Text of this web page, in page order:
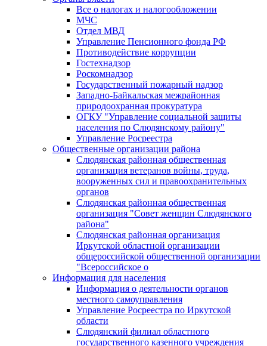
Все о налогах и налогообложении
МЧС
Отдел МВД
Управление Пенсионного фонда РФ
Противодействие коррупции
Гостехнадзор
Роскомнадзор
Государственный пожарный надзор
Западно-Байкальская межрайонная
природоохранная прокуратура
ОГКУ "Управление социальной защиты
населения по Слюдянскому району"
Управление Росреестра
Общественные организации района
Слюдянская районная общественная
организация ветеранов войны, труда,
вооруженных сил и правоохранительных
органов
Слюдянская районная общественная
организация "Совет женщин Слюдянского
района"
Слюдянская районная организация
Иркутской областной организации
общероссийской общественной организации
"Всероссийское о
Информация для населения
Информация о деятельности органов
местного самоуправления
Управление Росреестра по Иркутской
области
Слюдянский филиал областного
государственного казенного учреждения